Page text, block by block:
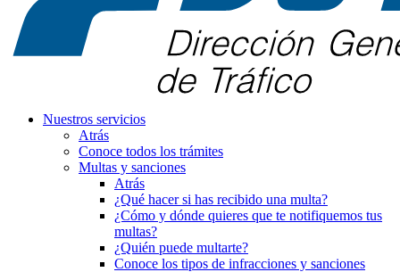
Nuestros servicios
Atrás
Conoce todos los trámites
Multas y sanciones
Atrás
¿Qué hacer si has recibido una multa?
¿Cómo y dónde quieres que te notifiquemos tus
multas?
¿Quién puede multarte?
Conoce los tipos de infracciones y sanciones